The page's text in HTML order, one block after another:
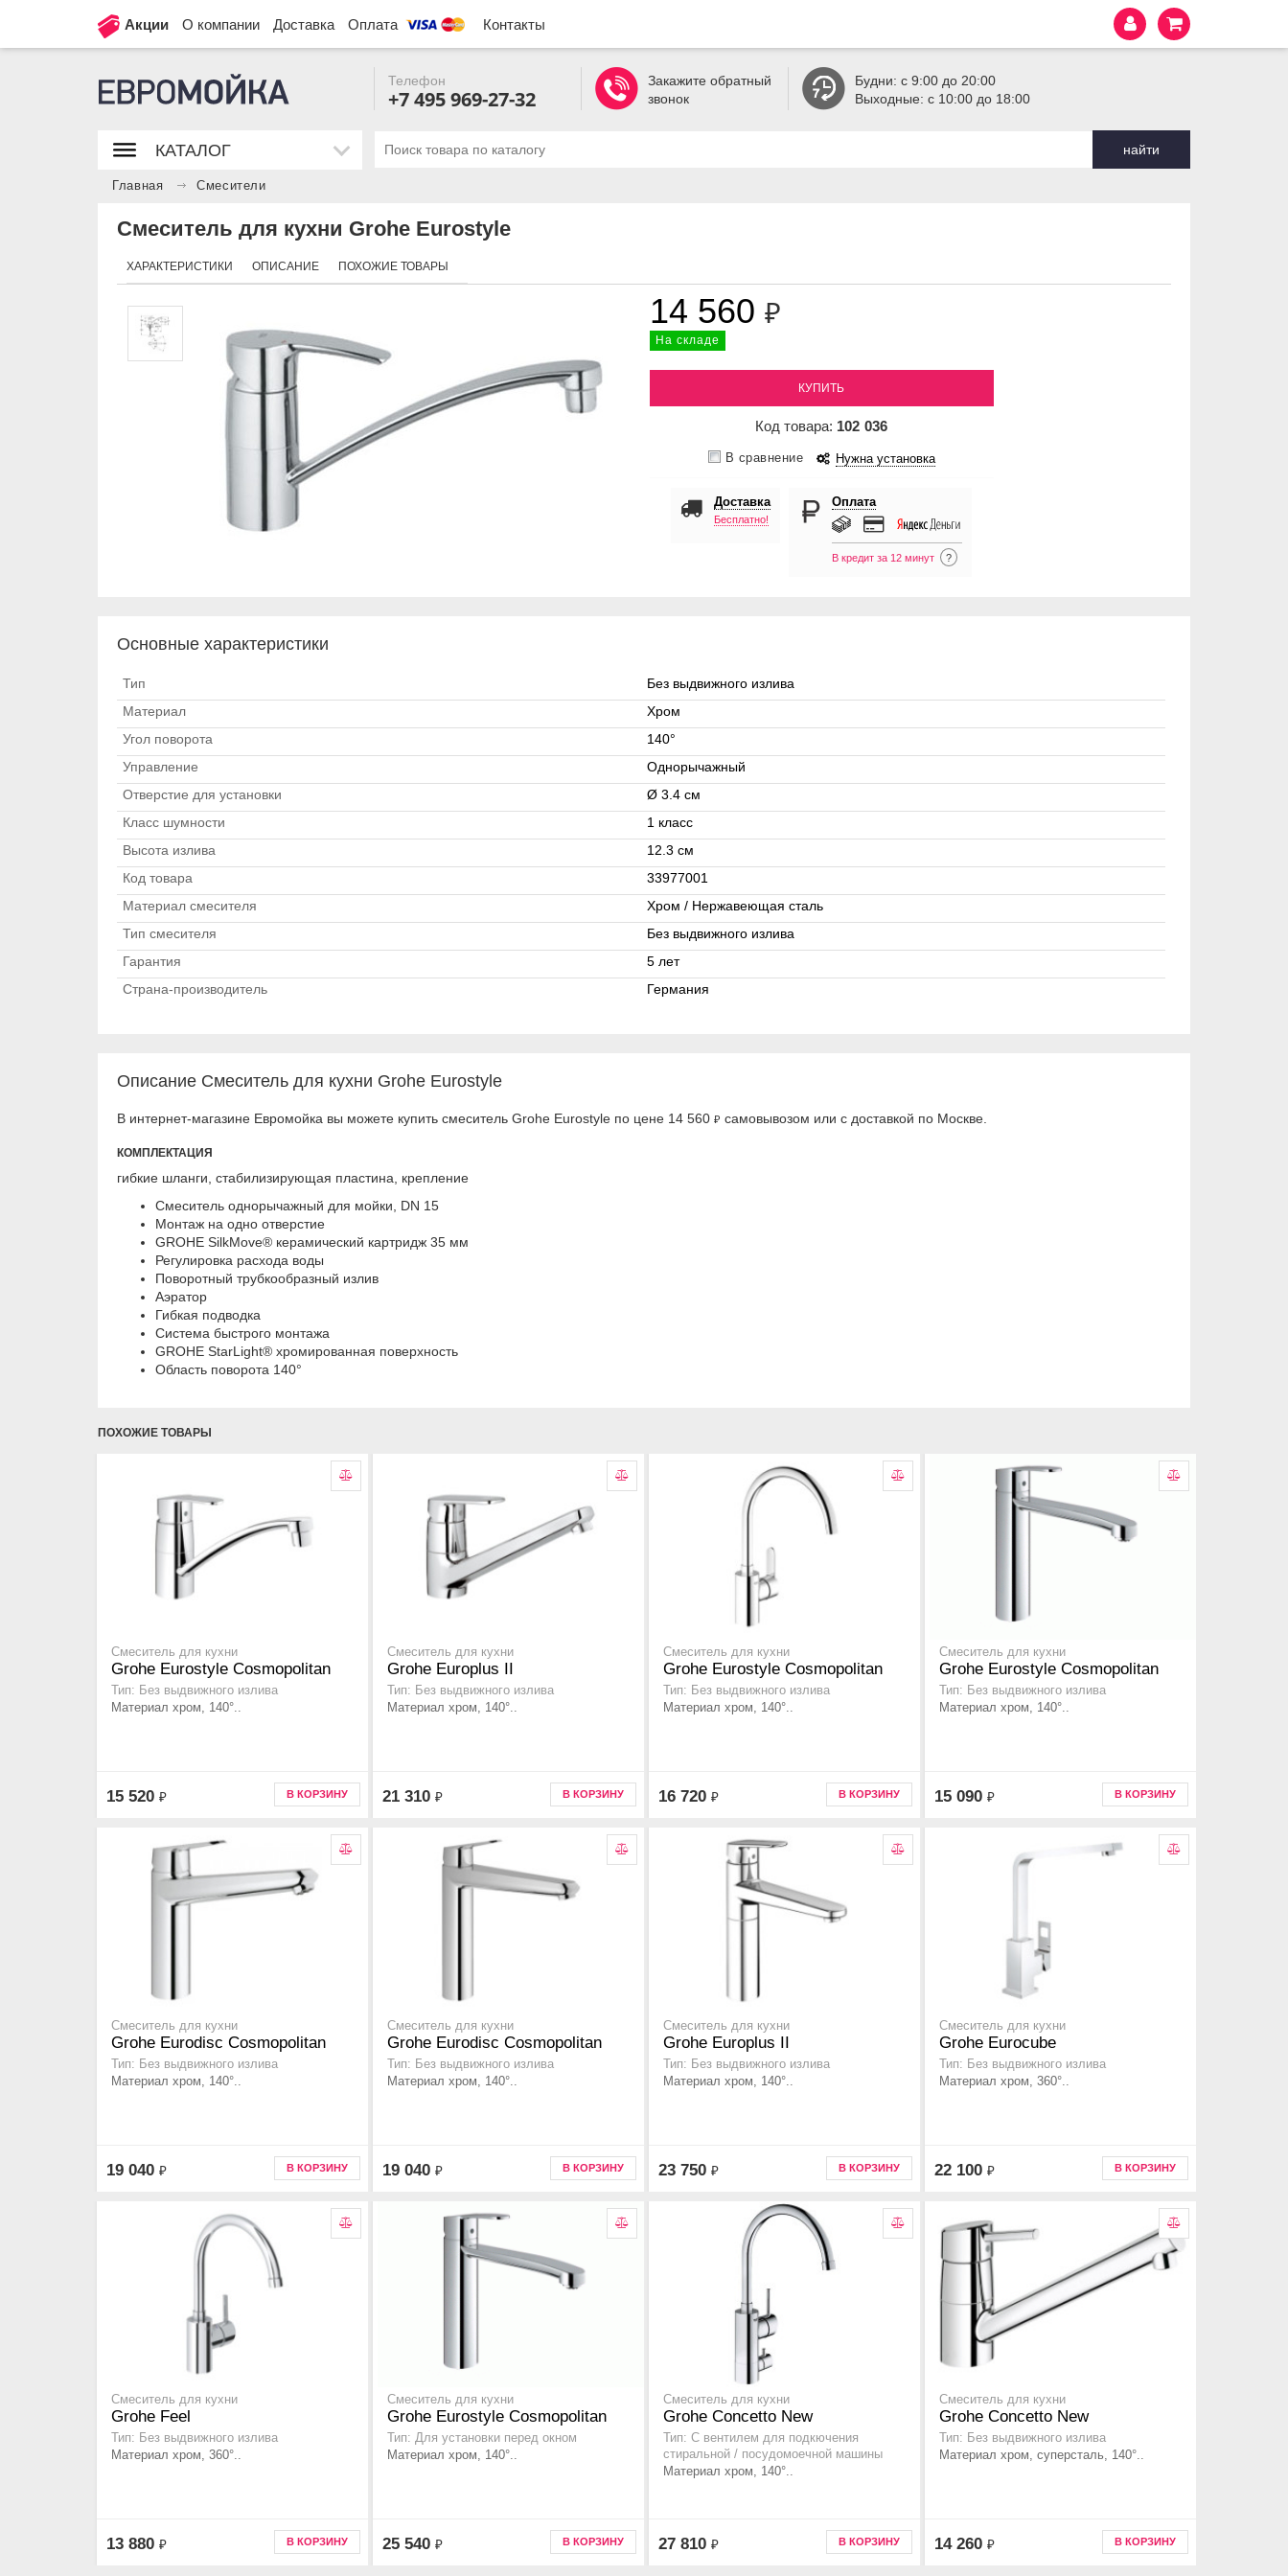
Акции О компании Доставка Оплата Контакты
Телефон
+7 495 969-27-32
Закажите обратный
звонок
Будни: с 9:00 до 20:00
Выходные: с 10:00 до 18:00
найти
КАТАЛОГ
Главная Смесители
Смеситель для кухни Grohe Eurostyle
ХАРАКТЕРИСТИКИ ОПИСАНИЕ ПОХОЖИЕ ТОВАРЫ
14 560 ₽
На складе
КУПИТЬ
Код товара: 102 036
В сравнение Нужна установка
Доставка
Бесплатно!
Оплата
В кредит за 12 минут ?
Основные характеристики
Тип
Без выдвижного излива
Материал
Хром
Угол поворота
140°
Управление
Однорычажный
Отверстие для установки
Ø 3.4 см
Класс шумности
1 класс
Высота излива
12.3 см
Код товара
33977001
Материал смесителя
Хром / Нержавеющая сталь
Тип смесителя
Без выдвижного излива
Гарантия
5 лет
Страна-производитель
Германия
Описание Смеситель для кухни Grohe Eurostyle
В интернет-магазине Евромойка вы можете купить смеситель Grohe Eurostyle по цене 14 560 ₽ самовывозом или с доставкой по Москве.
КОМПЛЕКТАЦИЯ
гибкие шланги, стабилизирующая пластина, крепление
Смеситель однорычажный для мойки, DN 15
Монтаж на одно отверстие
GROHE SilkMove® керамический картридж 35 мм
Регулировка расхода воды
Поворотный трубкообразный излив
Аэратор
Гибкая подводка
Система быстрого монтажа
GROHE StarLight® хромированная поверхность
Область поворота 140°
ПОХОЖИЕ ТОВАРЫ
Смеситель для кухни
Grohe Eurostyle Cosmopolitan
Тип: Без выдвижного излива
Материал хром, 140°..
15 520 ₽ В КОРЗИНУ
Смеситель для кухни
Grohe Europlus II
Тип: Без выдвижного излива
Материал хром, 140°..
21 310 ₽ В КОРЗИНУ
Смеситель для кухни
Grohe Eurostyle Cosmopolitan
Тип: Без выдвижного излива
Материал хром, 140°..
16 720 ₽ В КОРЗИНУ
Смеситель для кухни
Grohe Eurostyle Cosmopolitan
Тип: Без выдвижного излива
Материал хром, 140°..
15 090 ₽ В КОРЗИНУ
Смеситель для кухни
Grohe Eurodisc Cosmopolitan
Тип: Без выдвижного излива
Материал хром, 140°..
19 040 ₽ В КОРЗИНУ
Смеситель для кухни
Grohe Eurodisc Cosmopolitan
Тип: Без выдвижного излива
Материал хром, 140°..
19 040 ₽ В КОРЗИНУ
Смеситель для кухни
Grohe Europlus II
Тип: Без выдвижного излива
Материал хром, 140°..
23 750 ₽ В КОРЗИНУ
Смеситель для кухни
Grohe Eurocube
Тип: Без выдвижного излива
Материал хром, 360°..
22 100 ₽ В КОРЗИНУ
Смеситель для кухни
Grohe Feel
Тип: Без выдвижного излива
Материал хром, 360°..
13 880 ₽ В КОРЗИНУ
Смеситель для кухни
Grohe Eurostyle Cosmopolitan
Тип: Для установки перед окном
Материал хром, 140°..
25 540 ₽ В КОРЗИНУ
Смеситель для кухни
Grohe Concetto New
Тип: С вентилем для подкючения
стиральной / посудомоечной машины
Материал хром, 140°..
27 810 ₽ В КОРЗИНУ
Смеситель для кухни
Grohe Concetto New
Тип: Без выдвижного излива
Материал хром, суперсталь, 140°..
14 260 ₽ В КОРЗИНУ